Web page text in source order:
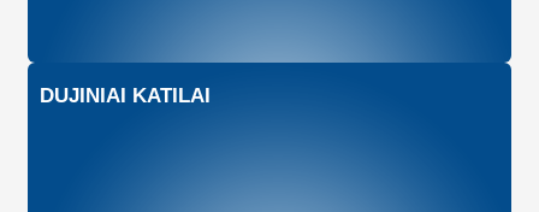
DUJINIAI KATILAI